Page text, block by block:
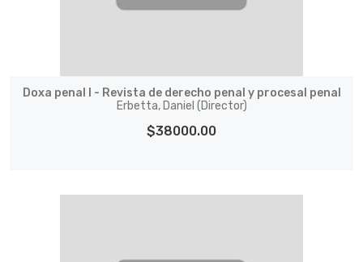
Doxa penal I - Revista de derecho penal y procesal penal
Erbetta, Daniel (Director)
$38000.00